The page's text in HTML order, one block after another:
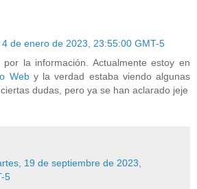
4 de enero de 2023, 23:55:00 GMT-5
por la información. Actualmente estoy en
Weby la verdad estaba viendo algunas
dudas, pero ya se han aclarado jeje
19 de septiembre de 2023,
5